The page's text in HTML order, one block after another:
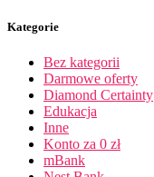
Kategorie
Bez kategorii
Darmowe oferty
Diamond Certainty
Edukacja
Inne
Konto za 0 zł
mBank